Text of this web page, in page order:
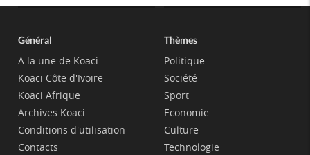
Général
A la une de Koaci
Koaci Côte d'Ivoire
Koaci Afrique
Archives Koaci
Conditions d'utilisation
Contacts
Thèmes
Politique
Société
Sport
Economie
Culture
Technologie